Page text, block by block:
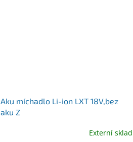
Aku míchadlo Li-ion LXT 18V,bez
aku Z
Externí sklad